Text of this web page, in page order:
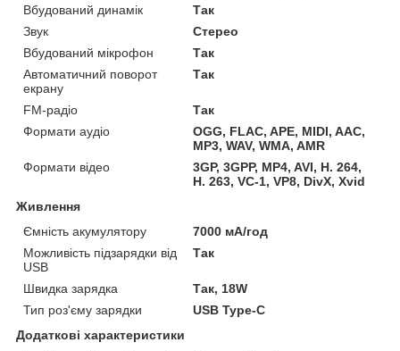
Вбудований динамік
Так
Звук
Стерео
Вбудований мікрофон
Так
Автоматичний поворот
екрану
Так
FM-радіо
Так
Формати аудіо
OGG, FLAC, APE, MIDI, AAC,
MP3, WAV, WMA, AMR
Формати відео
3GP, 3GPP, MP4, AVI, H. 264,
H. 263, VC-1, VP8, DivX, Xvid
Живлення
Ємність акумулятору
7000 мА/год
Можливість підзарядки від
USB
Так
Швидка зарядка
Так, 18W
Тип роз'єму зарядки
USB Type-C
Додаткові характеристики